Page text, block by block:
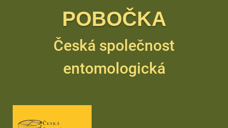
POBOČKA
Česká společnost
entomologická